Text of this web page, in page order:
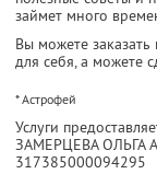
займет много
Вы можете
для себя, а можете
* Астрофей
Услуги
ЗАМЕРЦЕВА ОЛЬГА
317385000094295